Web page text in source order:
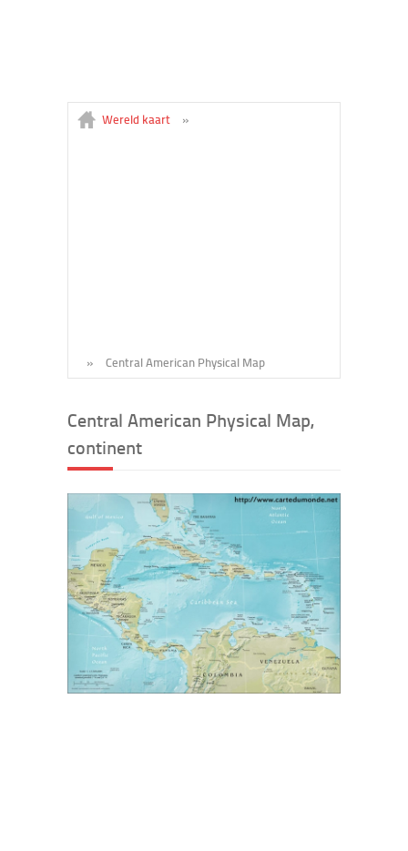
Wereld kaart »
» Central American Physical Map
Central American Physical Map,
continent